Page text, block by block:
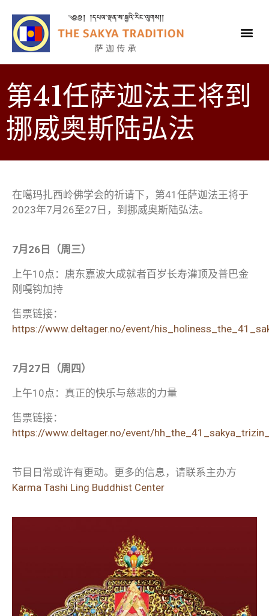
第41任萨迦法王将到
挪威奥斯陆弘法
在噶玛扎西岭佛学会的祈请下，第41任萨迦法王将于
2023年7月26至27日，到挪威奥斯陆弘法。
7月26日（周三）
上午10点：唐东嘉波大成就者百岁长寿灌顶及普巴金
刚嘎钩加持
售票链接：
https://www.deltager.no/event/
7月27日（周四）
上午10点：真正的快乐与慈悲的力量
售票链接：
https://www.deltager.no/event/
节目日常或许有更动。更多的信息，请联系主办方
Karma Tashi Ling Buddhist Center